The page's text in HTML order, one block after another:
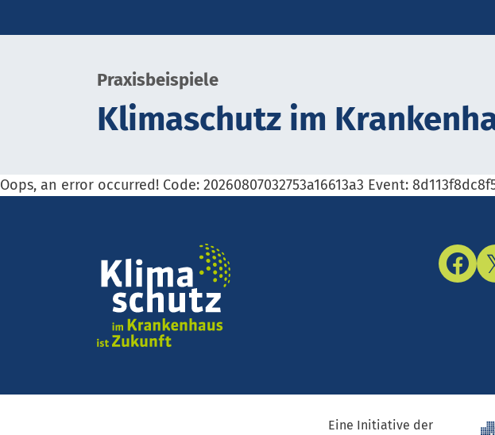
Praxisbeispiele
Kli­ma­schutz im
Oops, an error occurred! Code: 20260807032753a16613a3 Event:
Eine Initiative der